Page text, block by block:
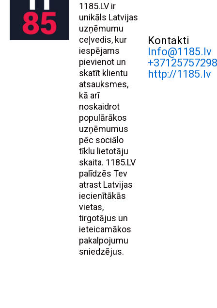
1185.LV ir
unikāls Latvijas
uzņēmumu
ceļvedis, kur
iespējams
pievienot un
skatīt klientu
atsauksmes,
kā arī
noskaidrot
populārākos
uzņēmumus
pēc sociālo
tīklu lietotāju
skaita. 1185.LV
palīdzēs Tev
atrast Latvijas
iecienītākās
vietas,
tirgotājus un
ieteicamākos
pakalpojumu
sniedzējus.
Kontakti
Info@1185.lv
http://1185.lv